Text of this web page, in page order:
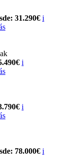
31.290€ i
i
i
78.000€ i